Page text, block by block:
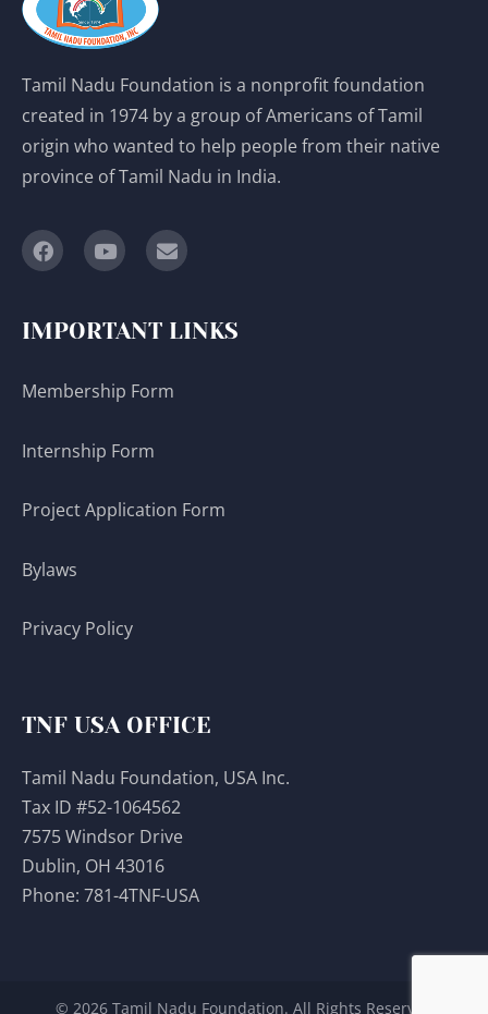
Tamil Nadu Foundation is a nonprofit foundation
created in 1974 by a group of Americans of Tamil
origin who wanted to help people from their native
province of Tamil Nadu in India.
IMPORTANT LINKS
Membership Form
Internship Form
Project Application Form
Bylaws
Privacy Policy
TNF USA OFFICE
Tamil Nadu Foundation, USA Inc.
Tax ID #52-1064562
7575 Windsor Drive
Dublin, OH 43016
Phone: 781-4TNF-USA
© 2026 Tamil Nadu Foundation. All Rights Reserved